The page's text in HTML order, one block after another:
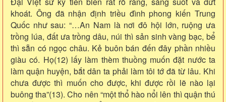
khoát. Ông đã nhận định triều đình phong kiến Trung
Quốc như sau: “…An Nam là nơi đô hội lớn, ruộng ưa
trồng lúa, đất ưa trồng dâu, núi thì sản sinh vàng bạc, bể
thì sẵn có ngọc châu. Kẻ buôn bán đến đây phần nhiều
giàu có. Họ(12) lấy làm thèm thuồng muốn đặt nước ta
làm quận huyện, bắt dân ta phải làm tôi tớ đã từ lâu. Khi
chưa được thì muốn cho được, khi được rồi lẽ nào lại
buông tha”(13). Cho nên “một thổ hào nổi lên thì quận thú